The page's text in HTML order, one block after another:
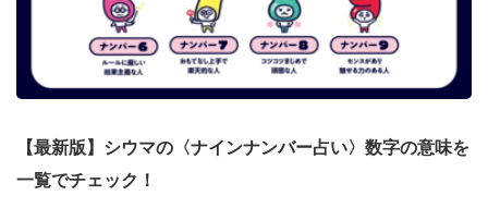
【最新版】シウマの〈ナインナンバー占い〉数字の意味を
一覧でチェック！